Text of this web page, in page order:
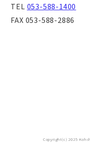
TEL 053-588-1400
FAX 053-588-2886
Copyright(c) 2025